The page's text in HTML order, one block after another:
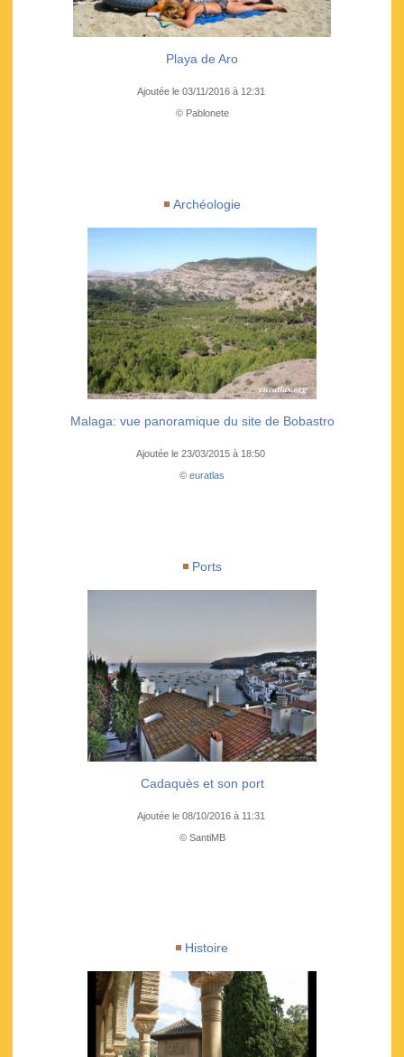
Playa de Aro
Ajoutée le 03/11/2016 à 12:31
© Pablonete
Archéologie
Malaga: vue panoramique du site de Bobastro
Ajoutée le 23/03/2015 à 18:50
© euratlas
Ports
Cadaquès et son port
Ajoutée le 08/10/2016 à 11:31
© SantiMB
Histoire